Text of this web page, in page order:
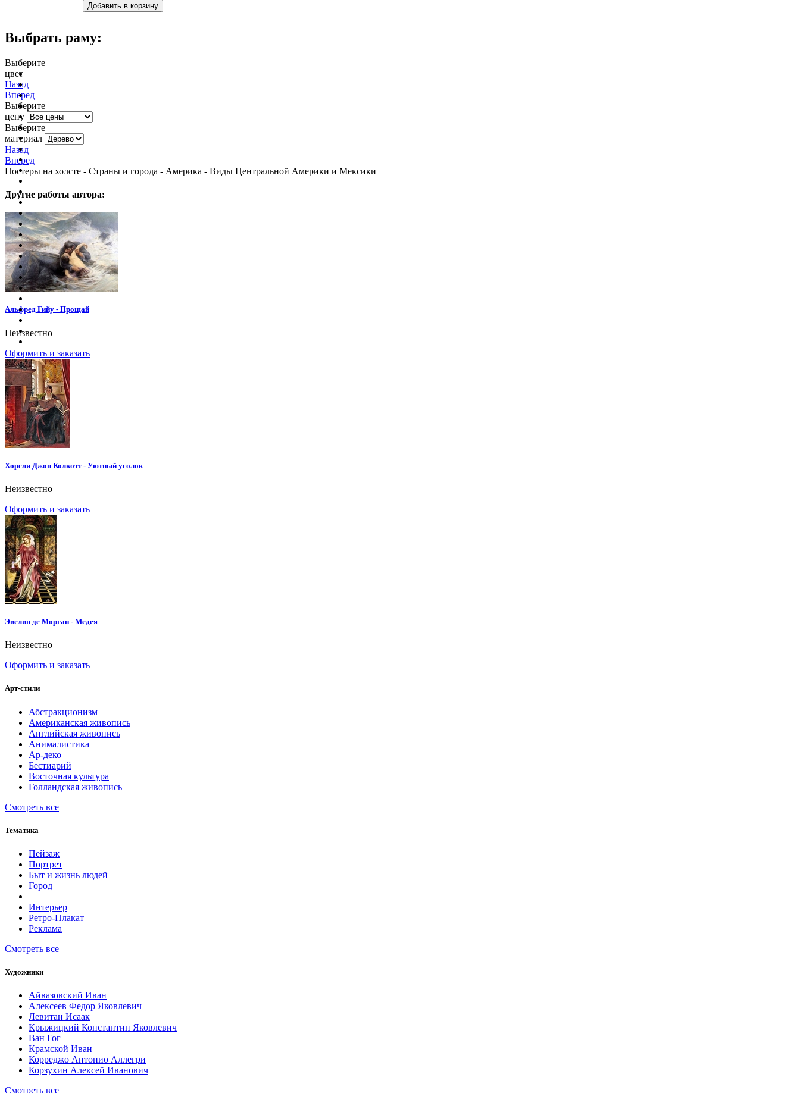
Выбрать раму:
Выберите
цвет
Назад
Вперед
Выберите
цену
Выберите
материал
Назад
Вперед
Постеры на холсте - Страны и города - Америка - Виды Центральной Америки и Мексики
Другие работы автора:
Альфред Гийу - Прощай
Неизвестно
Оформить и заказать
Хорсли Джон Колкотт - Уютный уголок
Неизвестно
Оформить и заказать
Эвелин де Морган - Медея
Неизвестно
Оформить и заказать
Арт-стили
Абстракционизм
Американская живопись
Английская живопись
Анималистика
Ар-деко
Бестиарий
Восточная культура
Голландская живопись
Смотреть все
Тематика
Пейзаж
Портрет
Быт и жизнь людей
Город
Интерьер
Ретро-Плакат
Реклама
Смотреть все
Художники
Айвазовский Иван
Алексеев Федор Яковлевич
Левитан Исаак
Крыжицкий Константин Яковлевич
Ван Гог
Крамской Иван
Корреджо Антонио Аллегри
Корзухин Алексей Иванович
Смотреть все